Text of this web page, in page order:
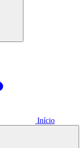
Início